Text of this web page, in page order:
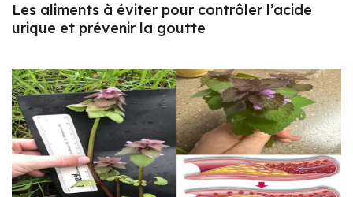
Les aliments à éviter pour contrôler l’acide
urique et prévenir la goutte